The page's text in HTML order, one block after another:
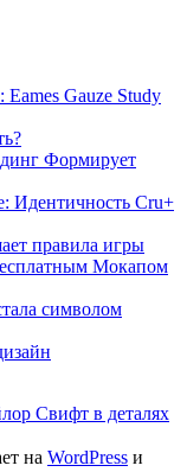
Gauze Study
Формирует
Идентичность Cru+
правила игры
Мокапом
символом
Свифт в деталях
на WordPress и